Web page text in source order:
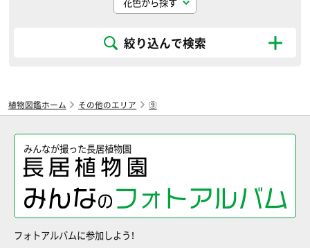
絞り込んで検索
植物図鑑ホーム その他のエリア ⑨
みんなが撮った長居植物園
フォトアルバムに参加しよう！